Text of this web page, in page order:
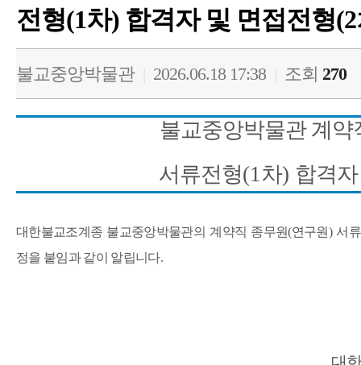
전형(1차) 합격자 및 면접전형
불교중앙박물관 2026.06.18 17:38 조회 270
불교중앙박물관 계약
서류전형(1 차) 합격
대한불교조계종 불교중앙박물관의 계약직 종무원(연구원) 서
정을 붙임과 같이 알립니다.